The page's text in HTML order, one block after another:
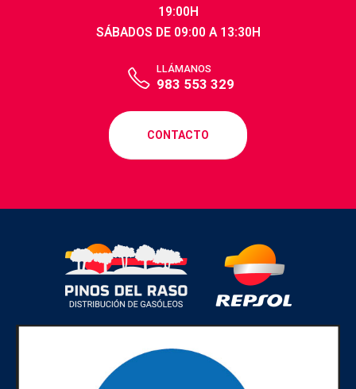
19:00H
SÁBADOS DE 09:00 A 13:30H
LLÁMANOS
983 553 329
CONTACTO